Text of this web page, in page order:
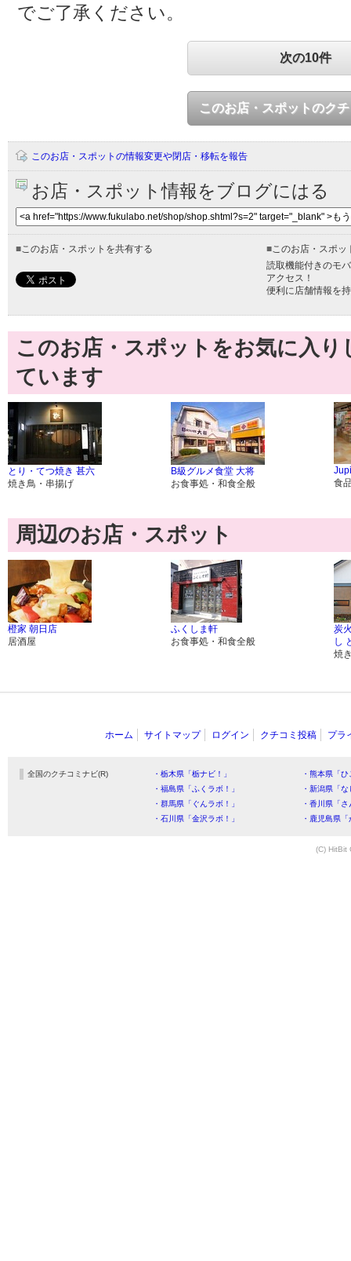
でご了承ください。
次の10件
このお店・スポットのク
このお店・スポットの情報変更や閉店・移転を報告
お店・スポット情報をブログにはる
■このお店・スポットを共有する ■このお店・スポッ
読取機能付きのモ
アクセス！
便利に店舗情報を
このお店・スポットをお気に入
ています
とり・てつ焼き 甚六
焼き鳥・串揚げ
B級グルメ食堂 大将
お食事処・和食全般
食
周辺のお店・スポット
橙家 朝日店
居酒屋
ふくしま軒
お食事処・和食全般
炭
し
焼
ホーム サイトマップ ログイン クチコミ投稿 プラ
全国のクチコミナビ(R) ・栃木県「栃ナビ！」
・熊本県「
・福島県「ふくラボ！」
・新潟県「
・群馬県「ぐんラボ！」
・香川県「
・石川県「金沢ラボ！」
・鹿児島県
(C) HitBit